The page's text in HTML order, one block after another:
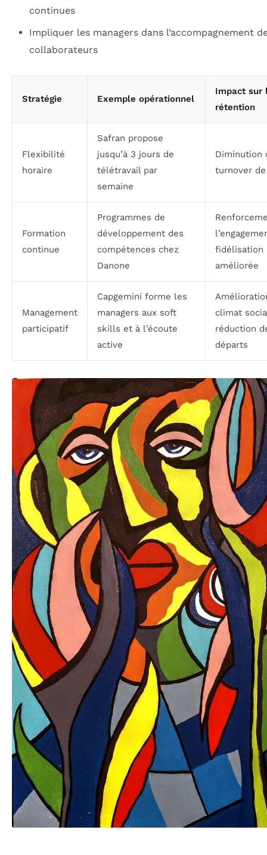
continues
Impliquer les managers dans l’accompagnement
collaborateurs
Stratégie Exemple opérationnel
Impact sur
rétention
Flexibilité
horaire
Safran propose
jusqu’à 3 jours de
télétravail par
semaine
Diminution
turnover de
Formation
continue
Programmes de
développement des
compétences chez
Danone
fidélisation
améliorée
Management
participatif
Capgemini forme les
managers aux soft
skills et à l’écoute
active
climat
réduction
départs